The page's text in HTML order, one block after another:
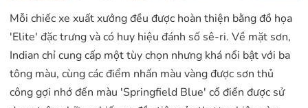
Mỗi chiếc xe xuất xưởng đều được hoàn thiện bằng đồ họa
'Elite' đặc trưng và có huy hiệu đánh số sê-ri. Về mặt sơn,
Indian chỉ cung cấp một tùy chọn nhưng khá nổi bật với ba
tông màu, cùng các điểm nhấn màu vàng được sơn thủ
công gợi nhớ đến màu 'Springfield Blue' cổ điển được sử